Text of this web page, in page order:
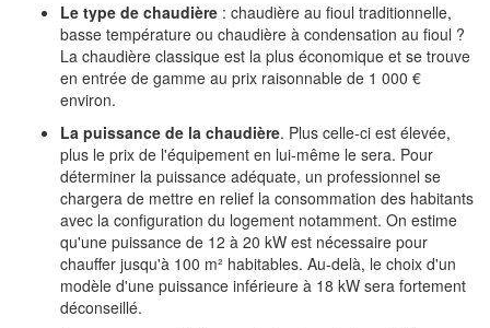
Le type de chaudière : chaudière au fioul traditionnelle,
basse température ou chaudière à condensation au fioul ?
La chaudière classique est la plus économique et se trouve
en entrée de gamme au prix raisonnable de 1 000 €
environ.
La puissance de la chaudière. Plus celle-ci est élevée,
plus le prix de l'équipement en lui-même le sera. Pour
déterminer la puissance adéquate, un professionnel se
chargera de mettre en relief la consommation des habitants
avec la configuration du logement notamment. On estime
qu'une puissance de 12 à 20 kW est nécessaire pour
chauffer jusqu'à 100 m² habitables. Au-delà, le choix d'un
modèle d'une puissance inférieure à 18 kW sera fortement
déconseillé.